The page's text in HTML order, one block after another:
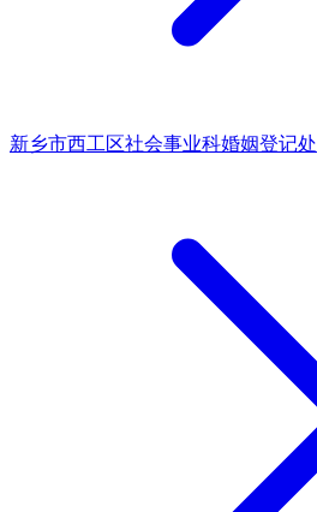
新乡市西工区社会事业科婚姻登记处